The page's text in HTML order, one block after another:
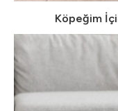
Köpeğim